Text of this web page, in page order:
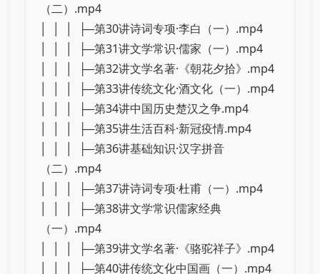
（二）.mp4
│ │ │ ├─第30讲诗词专项·李白（一）.mp4
│ │ │ ├─第31讲文学常识·儒家（一）.mp4
│ │ │ ├─第32讲文学名著·《朝花夕拾》.mp4
│ │ │ ├─第33讲传统文化·酒文化（一）.mp4
│ │ │ ├─第34讲中国历史楚汉之争.mp4
│ │ │ ├─第35讲生活百科·新冠疫情.mp4
│ │ │ ├─第36讲基础知识·汉字拼音
（二）.mp4
│ │ │ ├─第37讲诗词专项·杜甫（一）.mp4
│ │ │ ├─第38讲文学常识儒家经典
（一）.mp4
│ │ │ ├─第39讲文学名著·《骆驼祥子》.mp4
│ │ │ ├─第40讲传统文化中国画（一）.mp4